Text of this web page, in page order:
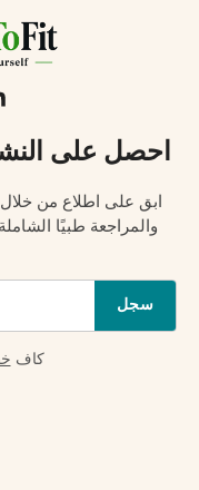
احصل على
ابق على اطلاع من خلال
والمراجعة طبيًا
سجل
كاف